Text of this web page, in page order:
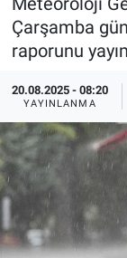
Çarşamba
raporunu
20.08.2025 - 08:20
YAYINLANMA
Dünya
Ege Saati
Ege'den
Eğitim
Eğlence
Ekonomi
Spor
Yayın Akışı
İletişim
Son
Haber Arşivi